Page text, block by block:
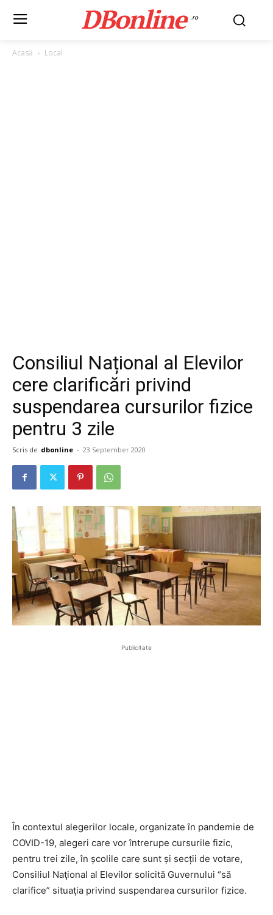
DBonline .ro
Acasă Local
Consiliul Național al Elevilor
cere clarificări privind
suspendarea cursurilor fizice
pentru 3 zile
Scris de dbonline - 23 September 2020
Publicitate
În contextul alegerilor locale, organizate în pandemie de
COVID-19, alegeri care vor întrerupe cursurile fizic,
pentru trei zile, în școlile care sunt și secții de votare,
Consiliul Naţional al Elevilor solicită Guvernului “să
clarifice” situaţia privind suspendarea cursurilor fizice.